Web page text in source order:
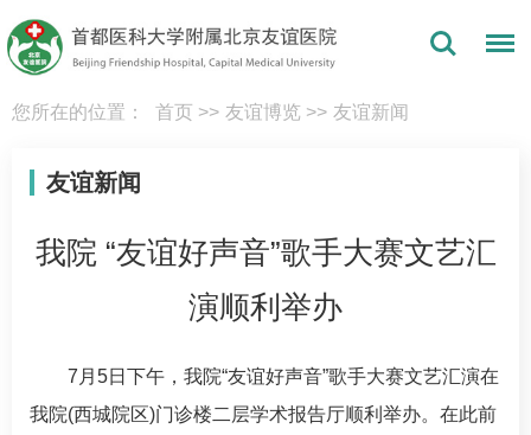
您所在的位置： 首页 >> 友谊博览 >> 友谊新闻
友谊新闻
我院 “友谊好声音”歌手大赛文艺汇
演顺利举办
7月5日下午，我院“友谊好声音”歌手大赛文艺汇演在
我院(西城院区)门诊楼二层学术报告厅顺利举办。在此前